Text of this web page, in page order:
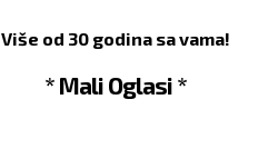
Više od 30 godina sa vama!
* Mali Oglasi *